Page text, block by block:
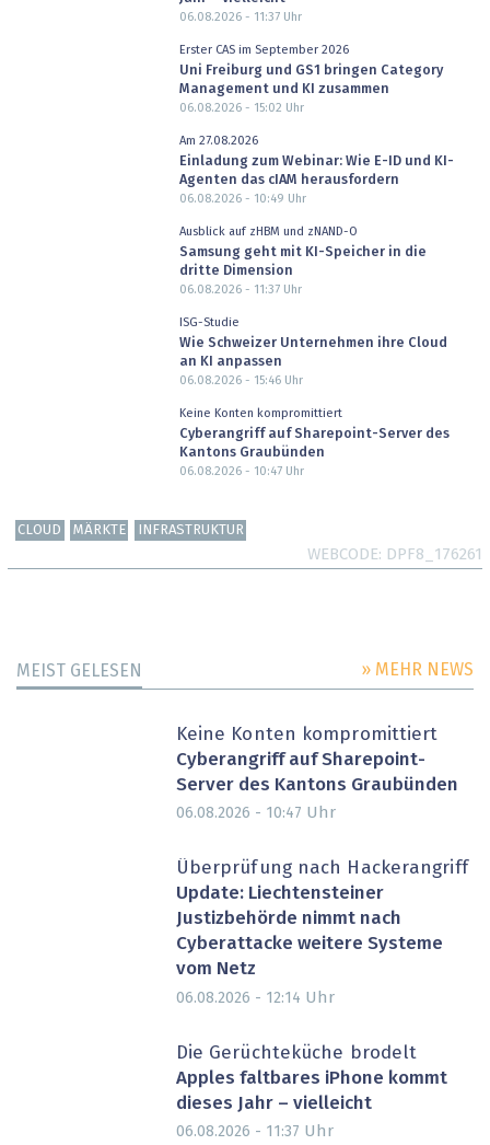
06.08.2026 - 11:37Uhr
Erster CAS im September 2026
Uni Freiburg und GS1 bringen Category
Management und KI zusammen
06.08.2026 - 15:02 Uhr
Am 27.08.2026
Einladung zum Webinar: Wie E-ID und KI-
Agenten das cIAM herausfordern
06.08.2026 - 10:49 Uhr
Ausblick auf zHBM und zNAND-O
Samsung geht mit KI-Speicher in die
dritte Dimension
06.08.2026 - 11:37Uhr
ISG-Studie
Wie Schweizer Unternehmen ihre Cloud
an KI anpassen
06.08.2026 - 15:46Uhr
Keine Konten kompromittiert
Cyberangriff auf Sharepoint-Server des
Kantons Graubünden
06.08.2026 - 10:47Uhr
CLOUD MÄRKTE INFRASTRUKTUR
WEBCODE DPF8_176261
MEIST GELESEN » MEHR NEWS
Keine Konten kompromittiert
Cyberangriff auf Sharepoint-
Server des Kantons Graubünden
06.08.2026 - 10:47 Uhr
Überprüfung nach Hackerangriff
Update: Liechtensteiner
Justizbehörde nimmt nach
Cyberattacke weitere Systeme
vom Netz
06.08.2026 - 12:14 Uhr
Die Gerüchteküche brodelt
Apples faltbares iPhone kommt
dieses Jahr – vielleicht
06.08.2026 - 11:37 Uhr